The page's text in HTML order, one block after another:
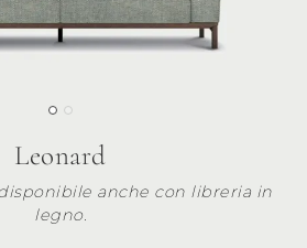
Leonard
anche con libreria in
legno.